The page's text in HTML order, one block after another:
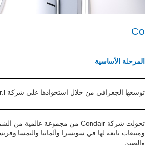
المرحلة الأساسية
توسعها الجغرافي من خلال استحواذها على شركة Lufta s.r.l. في إيطاليا
ومبيعات تابعة لها في سويسرا وألمانيا والنمسا
والصين